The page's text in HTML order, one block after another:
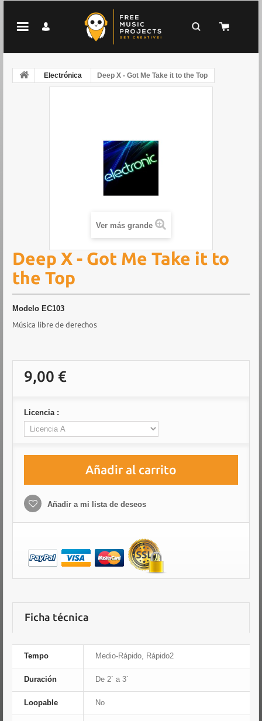
Electrónica Deep X - Got Me Take it to the Top
Ver más grande
Deep X - Got Me Take it to
the Top
Modelo EC103
Música libre de derechos
9,00 €
Licencia :
Añadir al carrito
Añadir a mi lista de deseos
Ficha técnica
Tempo Medio-Rápido, Rápido2
Duración De 2´ a 3´
Loopable No